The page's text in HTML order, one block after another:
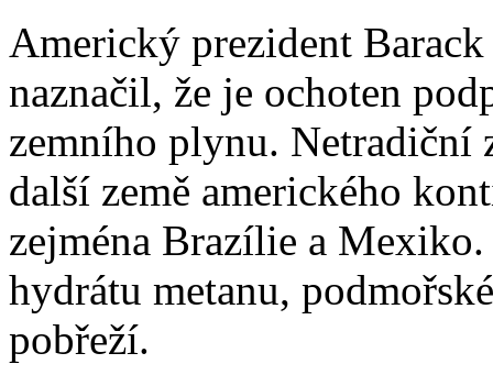
Americký prezident
naznačil, že je ochoten
zemního plynu. Netradiční
další země amerického
zejména Brazílie a Mexiko.
hydrátu metanu,
pobřeží.